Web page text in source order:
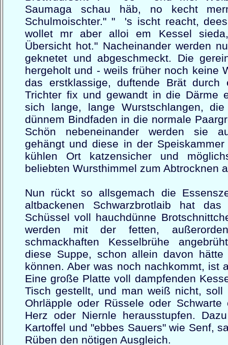
Saumaga schau häb, no kecht
Schulmoischter." " 's ischt reacht,
wollet mr aber alloi em Kessel
Übersicht hot." Nacheinander werden
geknetet und abgeschmeckt. Die
hergeholt und - weils früher noch keine
das erstklassige, duftende Brät durch
Trichter fix und gewandt in die Därme
sich lange, lange Wurstschlangen,
dünnem Bindfaden in die normale
Schön nebeneinander werden sie
gehängt und diese in der
kühlen Ort katzensicher und
beliebten Wursthimmel zum Abtrocknen
Nun rückt so allsgemach die
altbackenen Schwarzbrotlaib hat
Schüssel voll hauchdünne
werden mit der fetten,
schmackhaften Kesselbrühe
diese Suppe, schon allein davon
können. Aber was noch nachkommt, ist
Eine große Platte voll dampfenden
Tisch gestellt, und man weiß nicht,
Ohrläpple oder Rüssele oder Schwarte
Herz oder Niernle herausstupfen.
Kartoffel und "ebbes Sauers" wie Senf,
Rüben den nötigen Ausgleich.